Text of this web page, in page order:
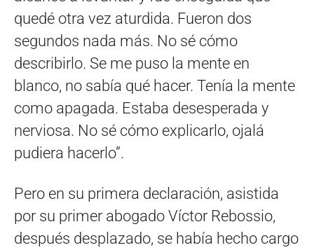
quedé otra vez aturdida. Fueron dos
segundos nada más. No sé cómo
describirlo. Se me puso la mente en
blanco, no sabía qué hacer. Tenía la mente
como apagada. Estaba desesperada y
nerviosa. No sé cómo explicarlo, ojalá
pudiera hacerlo”.
Pero en su primera declaración, asistida
por su primer abogado Víctor Rebossio,
después desplazado, se había hecho cargo